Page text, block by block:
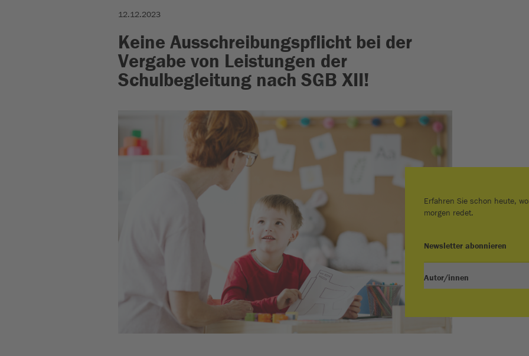
12.12.2023
Keine Ausschreibungspflicht bei der
Vergabe von Leistungen der
Schulbegleitung nach SGB XII!
Erfahren Sie schon heute,
morgen redet.
Newsletter abonnieren
Autor/innen